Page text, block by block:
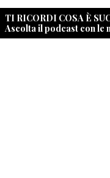
TI RICORDI COSA È
Ascolta il podcast con le